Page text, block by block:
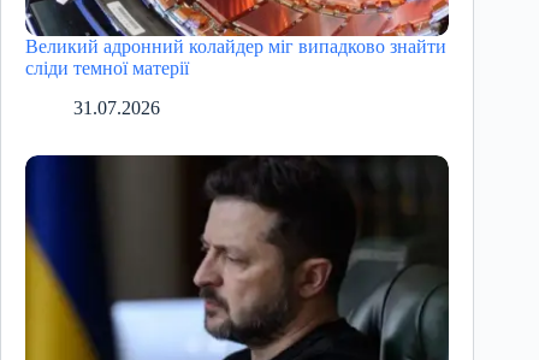
Великий адронний колайдер міг випадково знайти
сліди темної матерії
31.07.2026